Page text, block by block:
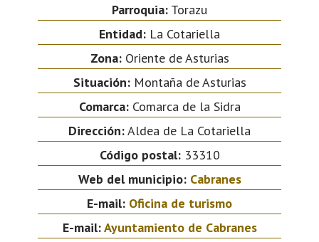
Parroquia: Torazu
Entidad: La Cotariella
Zona:Oriente de Asturias
Situación:Montaña de Asturias
Comarca:Comarca de la Sidra
Dirección:Aldea de La Cotariella
Código postal:33310
Web del municipio: Cabranes
E-mail: Oficina de turismo
E-mail:Ayuntamiento de Cabranes